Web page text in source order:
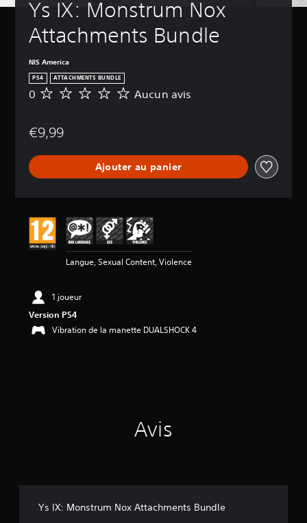
Ys IX: Monstrum Nox
Attachments Bundle
NIS America
PS4 ATTACHMENTS BUNDLE
A
u
a
v
0 Aucun avis
€9,99
Ajouter au panier
Langue, Sexual Content, Violence
1 joueur
Version PS4
Vibration de la manette DUALSHOCK 4
Avis
Ys IX: Monstrum Nox Attachments Bundle